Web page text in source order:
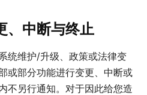
、中断与终止
统维护/升级、政策或法律变
或部分功能进行变更、中断或
不另行通知。对于因此给您造